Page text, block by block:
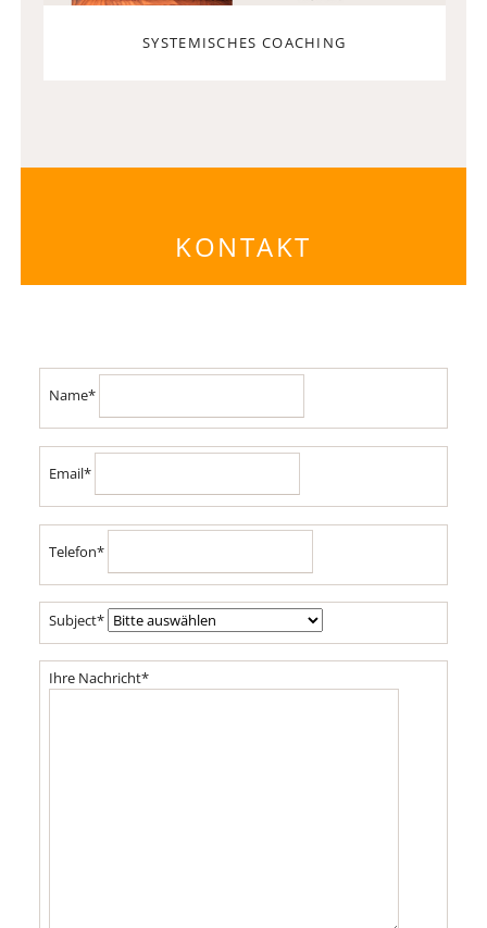
KONTAKT
Name*
Email*
Telefon*
Pflichtfeld
Subject*
Pflichtfeld
Ihre Nachricht*